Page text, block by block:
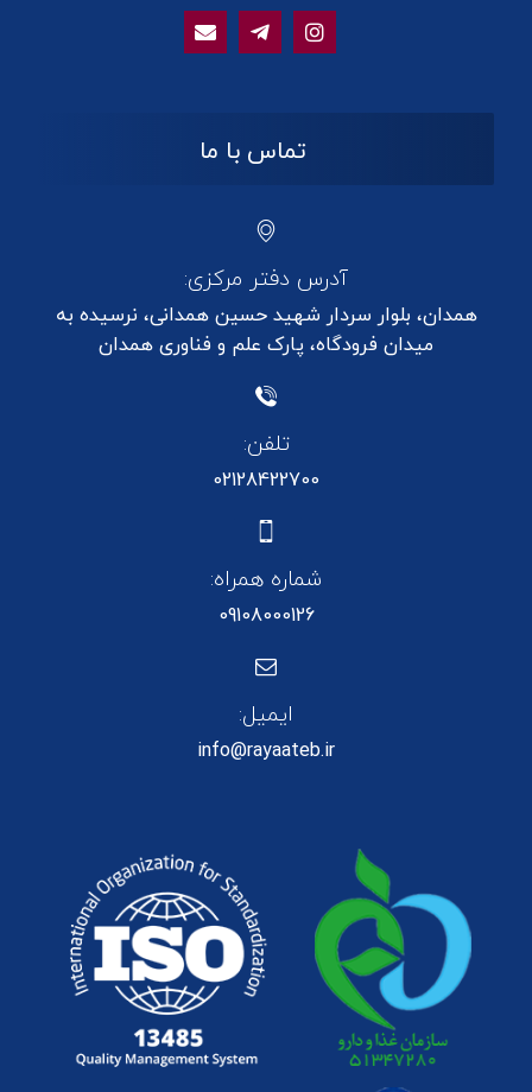
تماس با ما
آدرس دفتر مرکزی:
همدان، بلوار سردار شهید حسین همدانی، نرسیده به
میدان فرودگاه، پارک علم و فناوری همدان
تلفن:
02128422700
شماره همراه:
09108000126
ایمیل:
info@rayaateb.ir